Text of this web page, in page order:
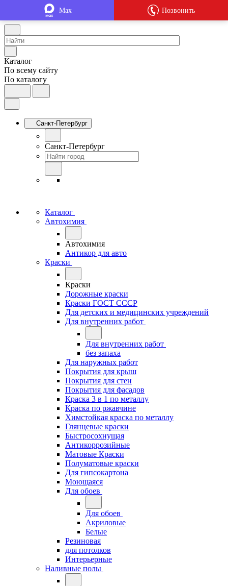
Каталог
По всему сайту
По каталогу
Санкт-Петербург
Санкт-Петербург
Каталог
Автохимия
Автохимия
Антикор для авто
Краски
Краски
Дорожные краски
Краски ГОСТ СССР
Для детских и медицинских учреждений
Для внутренних работ
Для внутренних работ
без запаха
Для наружных работ
Покрытия для крыш
Покрытия для стен
Покрытия для фасадов
Краска 3 в 1 по металлу
Краска по ржавчине
Химстойкая краска по металлу
Глянцевые краски
Быстросохнущая
Антикоррозийные
Матовые Краски
Полуматовые краски
Для гипсокартона
Моющаяся
Для обоев
Для обоев
Акриловые
Белые
Резиновая
для потолков
Интерьерные
Наливные полы
Max Позвонить